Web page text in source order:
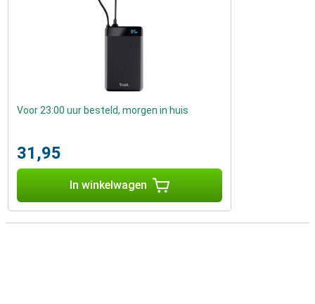
Voor 23:00 uur besteld, morgen in huis
31,95
In winkelwagen